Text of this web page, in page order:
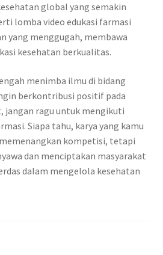
global yang semakin
lomba video edukasi farmasi
yang menggugah, membawa
kesehatan berkualitas.
menimba ilmu di bidang
berkontribusi positif pada
jangan ragu untuk mengikuti
Siapa tahu, karya yang kamu
kompetisi, tetapi
dan menciptakan masyarakat
dalam mengelola kesehatan